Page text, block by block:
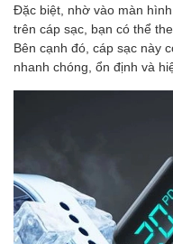
Đặc biệt, nhờ vào màn
trên cáp sạc, bạn có thể
Bên cạnh đó, cáp sạc này
nhanh chóng, ổn định và